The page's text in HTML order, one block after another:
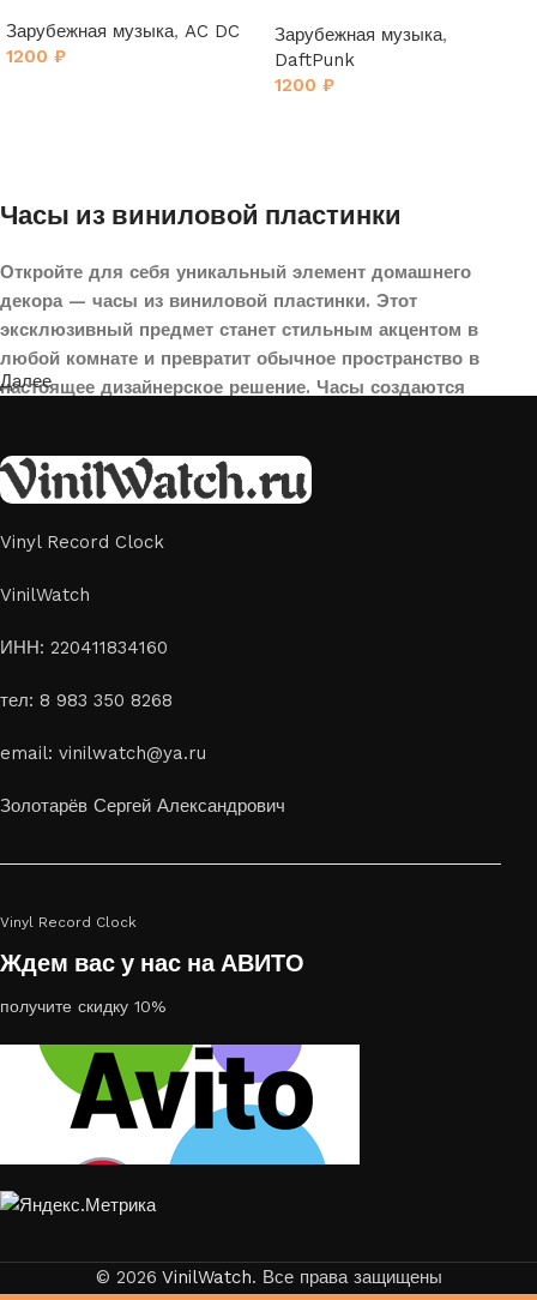
Зарубежная музыка, AC DC
1200 ₽
Зарубежная музыка,
DaftPunk
1200 ₽
Часы из виниловой пластинки
Откройте для себя уникальный элемент домашнего
декора — часы из виниловой пластинки. Этот
эксклюзивный предмет станет стильным акцентом в
любой комнате и превратит обычное пространство в
настоящее дизайнерское решение. Часы создаются
аксессуар идеально подойдет для гостиной, спальни,
офиса или даже для оформления кафе, студии или
творческого пространства.
Картины на стекле и дереве
Лазерная гравировка на стекле или дереве, оригинальный
или украсить свой дом
украсить пространство, лазерная гравировка фото по дереву
Далее
Vinyl Record Clock
VinilWatch
ИНН: 220411834160
тел: 8 983 350 8268
email: vinilwatch@ya.ru
Золотарёв Сергей Александрович
Vinyl Record Clock
Ждем вас у нас на АВИТО
получите скидку 10%
© 2026 VinilWatch. Все права защищены